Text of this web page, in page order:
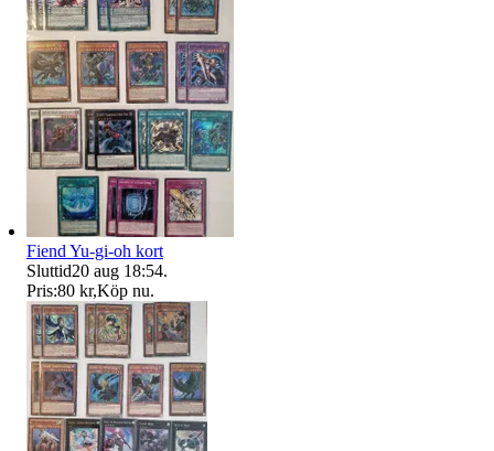
Fiend Yu-gi-oh kort
Sluttid20 aug 18:54.
Pris:80 kr,Köp nu.